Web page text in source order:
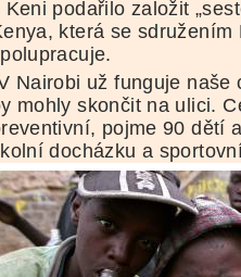
Keni podařilo založit
která se
Nairobi už funguje
mohly skončit na ulici.
pojme 90 dětí
docházku a